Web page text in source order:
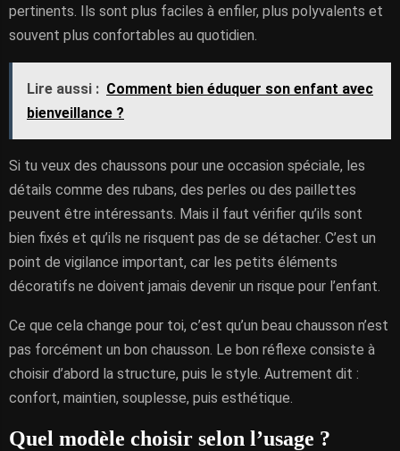
pertinents. Ils sont plus faciles à enfiler, plus polyvalents et
souvent plus confortables au quotidien.
Lire aussi : Comment bien éduquer son enfant avec
bienveillance ?
Si tu veux des chaussons pour une occasion spéciale, les
détails comme des rubans, des perles ou des paillettes
peuvent être intéressants. Mais il faut vérifier qu’ils sont
bien fixés et qu’ils ne risquent pas de se détacher. C’est un
point de vigilance important, car les petits éléments
décoratifs ne doivent jamais devenir un risque pour l’enfant.
Ce que cela change pour toi, c’est qu’un beau chausson n’est
pas forcément un bon chausson. Le bon réflexe consiste à
choisir d’abord la structure, puis le style. Autrement dit :
confort, maintien, souplesse, puis esthétique.
Quel modèle choisir selon l’usage ?